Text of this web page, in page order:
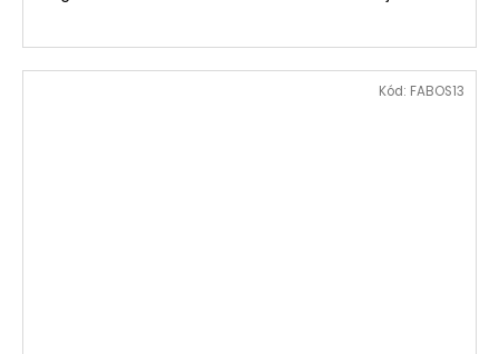
Kód: FABOS13